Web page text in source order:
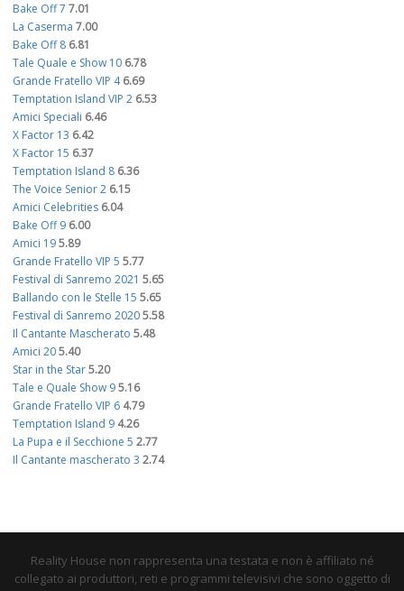
Bake Off 7 7.01
La Caserma 7.00
Bake Off 8 6.81
Tale Quale e Show 10 6.78
Grande Fratello VIP 4 6.69
Temptation Island VIP 2 6.53
Amici Speciali 6.46
X Factor 13 6.42
X Factor 15 6.37
Temptation Island 8 6.36
The Voice Senior 2 6.15
Amici Celebrities 6.04
Bake Off 9 6.00
Amici 195.89
Grande Fratello VIP 5 5.77
Festival di Sanremo 2021 5.65
Ballando con le Stelle 15 5.65
Festival di Sanremo 20205.58
Il Cantante Mascherato 5.48
Amici 205.40
Star in the Star5.20
Tale e Quale Show 95.16
Grande Fratello VIP 6 4.79
Temptation Island 9 4.26
La Pupa e il Secchione 5 2.77
Il Cantante mascherato 3 2.74
Reality House non rappresenta una testata e non è affiliato né
collegato ai produttori, reti e programmi televisivi che sono oggetto di